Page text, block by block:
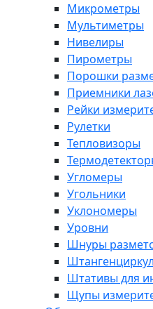
Микрометры
Мультиметры
Нивелиры
Пирометры
Порошки
Приемники
Рейки
Рулетки
Тепловизоры
Угломеры
Угольники
Уклономеры
Уровни
Шнуры
Штативы для
Щупы